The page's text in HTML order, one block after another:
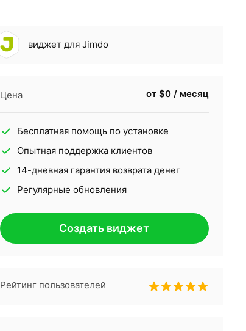
виджет для Jimdo
Цена от $0 / месяц
Бесплатная помощь по установке
Опытная поддержка клиентов
14-дневная гарантия возврата денег
Регулярные обновления
Создать виджет
Рейтинг пользователей